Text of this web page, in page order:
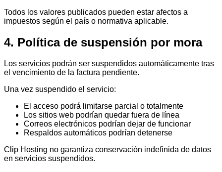
Todos los valores publicados pueden estar afectos a
impuestos según el país o normativa aplicable.
4. Política de suspensión por mora
Los servicios podrán ser suspendidos automáticamente tras
el vencimiento de la factura pendiente.
Una vez suspendido el servicio:
El acceso podrá limitarse parcial o totalmente
Los sitios web podrían quedar fuera de línea
Correos electrónicos podrían dejar de funcionar
Respaldos automáticos podrían detenerse
Clip Hosting no garantiza conservación indefinida de datos
en servicios suspendidos.